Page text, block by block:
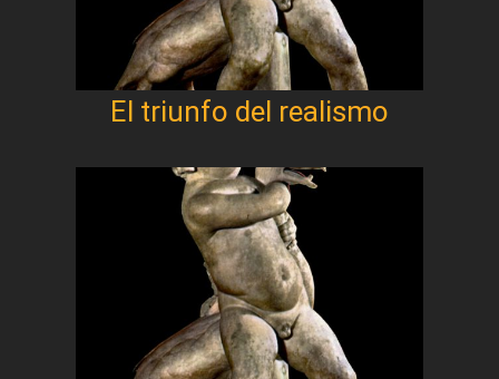
El triunfo del realismo